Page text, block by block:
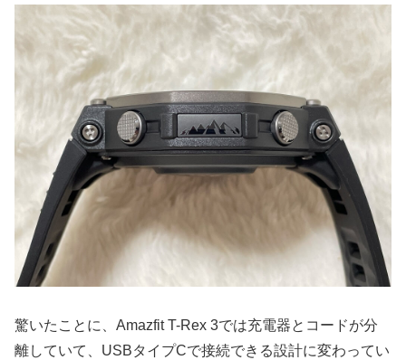
驚いたことに、Amazfit T-Rex 3では充電器とコードが分
離していて、USBタイプCで接続できる設計に変わってい